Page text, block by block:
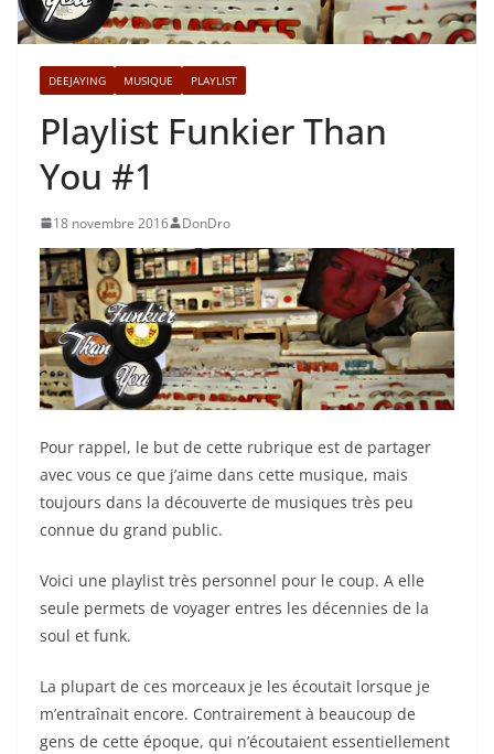
DEEJAYING MUSIQUE PLAYLIST
Playlist Funkier Than
You #1
18 novembre 2016 DonDro
Pour rappel, le but de cette rubrique est de partager
avec vous ce que j’aime dans cette musique, mais
toujours dans la découverte de musiques très peu
connue du grand public.
Voici une playlist très personnel pour le coup. A elle
seule permets de voyager entres les décennies de la
soul et funk.
La plupart de ces morceaux je les écoutait lorsque je
m’entraînait encore. Contrairement à beaucoup de
gens de cette époque, qui n’écoutaient essentiellement